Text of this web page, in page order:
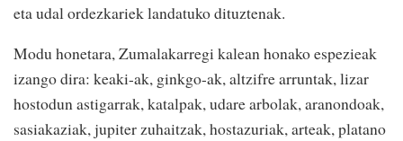
eta udal ordezkariek landatuko dituztenak.
Modu honetara, Zumalakarregi kalean honako espezieak
izango dira: keaki-ak, ginkgo-ak, altzifre arruntak, lizar
hostodun astigarrak, katalpak, udare arbolak, aranondoak,
sasiakaziak, jupiter zuhaitzak, hostazuriak, arteak, platano